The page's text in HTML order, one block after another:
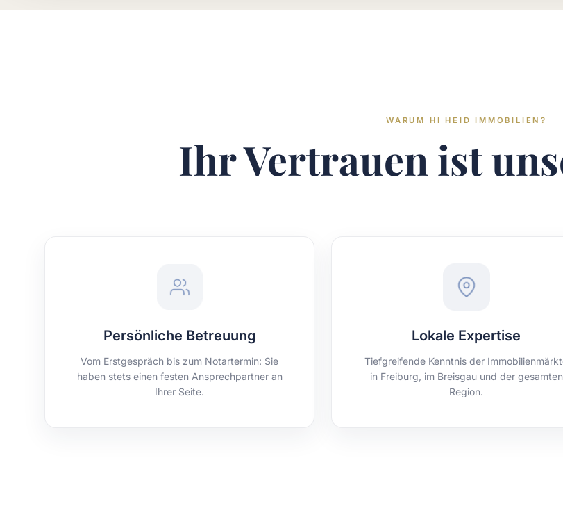
WARUM HI HEID IMMOBILIEN?
Ihr Vertrauen ist
Persönliche Betreuung
Vom Erstgespräch bis zum Notartermin: Sie
haben stets einen festen Ansprechpartner an
Ihrer Seite.
Lokale Expertise
Tiefgreifende Kenntnis der
in Freiburg, im Breisgau und der gesamten
Region.